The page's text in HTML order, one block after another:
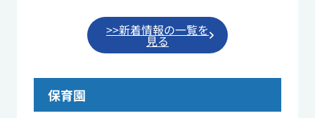
>>新着情報の一覧を
見る
保育園